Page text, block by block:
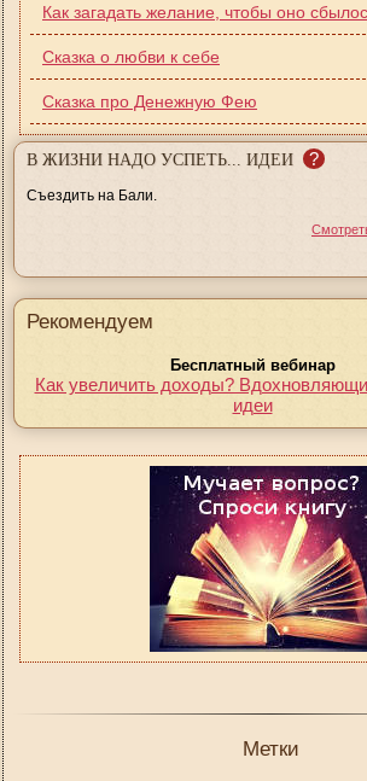
Как загадать желание, чтобы оно
Сказка о любви к себе
Сказка про Денежную Фею
В ЖИЗНИ НАДО УСПЕТЬ... ИДЕИ ?
Съездить на Бали.
Рекомендуем
Бесплатный вебинар
Как увеличить доходы?
идеи
Метки